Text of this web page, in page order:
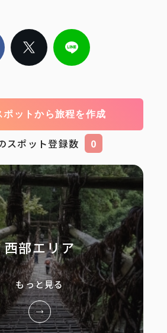
ポットから旅程を作成
スポット登録数 0
西部エリア
もっと見る